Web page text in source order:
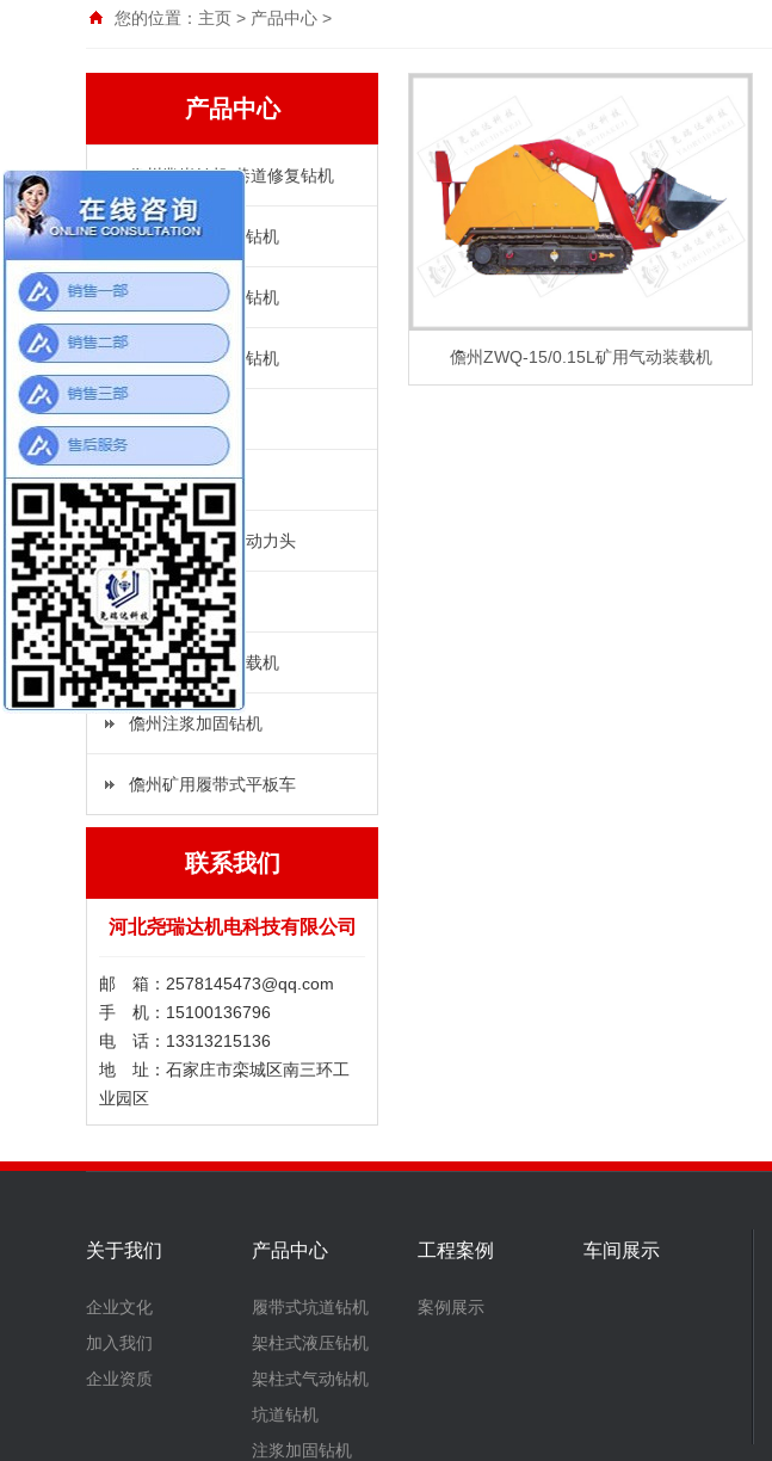
您的位置： 主页 > 产品中心 >
产品中心
儋州凿岩钻机/巷道修复钻机
儋州履带式坑道钻机
儋州架柱式液压钻机
儋州架柱式气动钻机
儋州坑道钻机
儋州锚杆钻机
儋州长螺旋桩基动力头
儋州锚杆钻车
儋州矿用气动装载机
儋州注浆加固钻机
儋州矿用履带式平板车
联系我们
河北尧瑞达机电科技有限公司
邮 箱：2578145473@qq.com
手 机：15100136796
电 话：13313215136
地 址：石家庄市栾城区南三环工
业园区
儋州ZWQ-15/0.15L矿用气动装载机
关于我们
企业文化
加入我们
企业资质
产品中心
履带式坑道钻机
架柱式液压钻机
架柱式气动钻机
坑道钻机
注浆加固钻机
工程案例
案例展示
车间展示